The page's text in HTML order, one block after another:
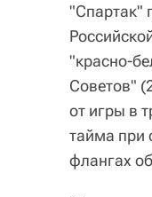
"Спартак"
"красно-
Советов"
от игры в
тайма при
флангах